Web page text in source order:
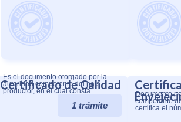
Certificado de Calidad
Es el documento otorgado por la
autoridad competente del país
productor, en el cual consta...
1 trámite
Documento
competente
certifica el